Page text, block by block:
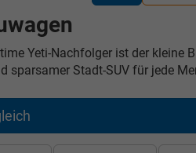
Yeti-Nachfolger ist der kleine
sparsamer Stadt-SUV für jede